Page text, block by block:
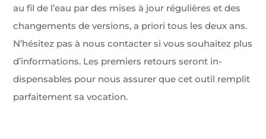
au fil de l’eau par des mises à jour régulières et des
changements de versions, a priori tous les deux ans.
N’hésitez pas à nous contacter si vous souhaitez plus
d’informations. Les premiers retours seront in-
dispensables pour nous assurer que cet outil remplit
parfaitement sa vocation.